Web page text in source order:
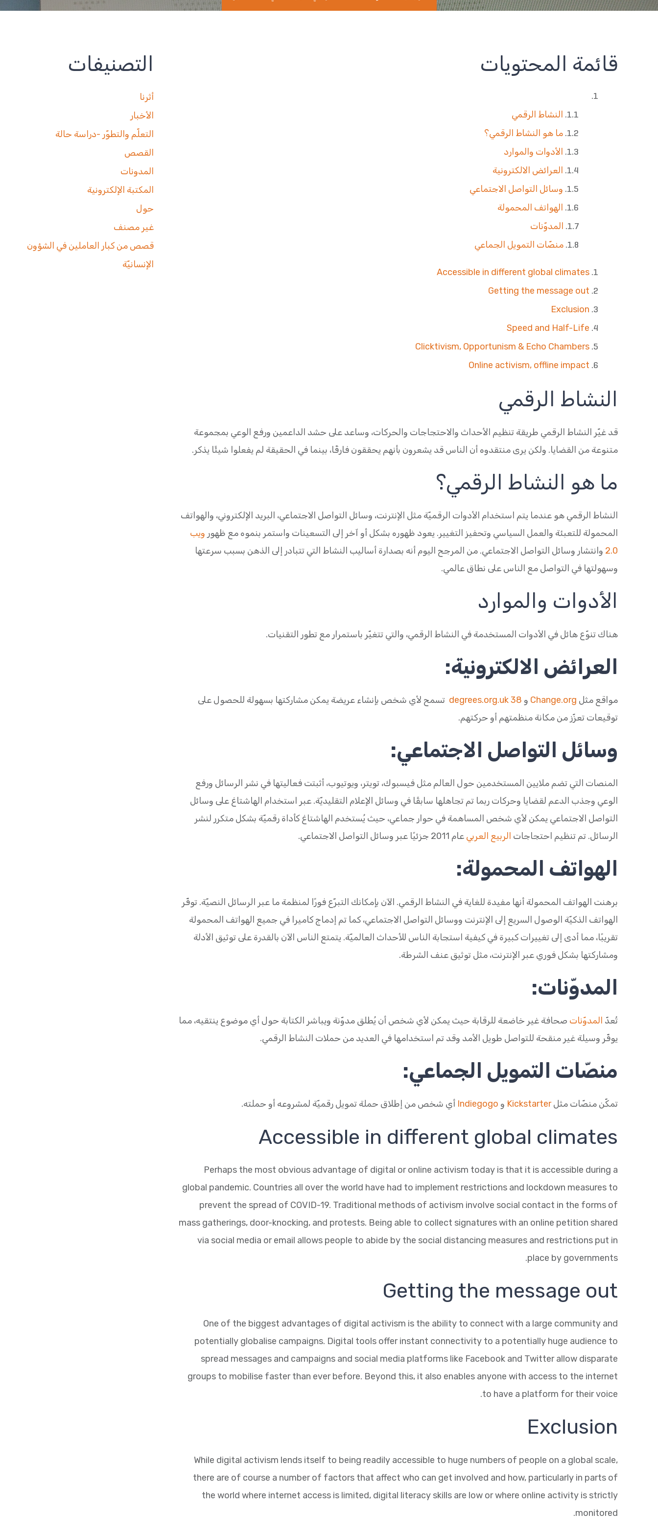
قائمة المحتويات
النشاط الرقمي
ما هو النشاط الرقمي؟
الأدوات والموارد
العرائض الالكترونية
وسائل التواصل الاجتماعي
الهواتف المحمولة
المدوّنات
منصّات التمويل الجماعي
Accessible in different global climates
Getting the message out
Exclusion
Speed and Half-Life
Clicktivism, Opportunism & Echo Chambers
Online activism, offline impact
النشاط الرقمي
قد غيّر النشاط الرقمي طريقة تنظيم الأحداث والاحتجاجات والحركات، وساعد على حشد الداعمين ورفع الوعي بمجموعة
متنوعة من القضايا. ولكن يرى منتقدوه أن الناس قد يشعرون بأنهم يحققون فارقًا، بينما في الحقيقة لم يفعلوا شيئًا يذكر.
ما هو النشاط الرقمي؟
النشاط الرقمي هو عندما يتم استخدام الأدوات الرقميّة مثل الإنترنت، وسائل التواصل الاجتماعي، البريد الإلكتروني، والهواتف
المحمولة للتعبئة والعمل السياسي وتحفيز التغيير. يعود ظهوره بشكل أو آخر إلى التسعينات واستمر بنموه مع ظهور ويب
2.0 وانتشار وسائل التواصل الاجتماعي. من المرجح اليوم أنه بصدارة أساليب النشاط التي تتبادر إلى الذهن بسبب سرعتها
وسهولتها في التواصل مع الناس على نطاق عالمي.
الأدوات والموارد
هناك تنوّع هائل في الأدوات المستخدمة في النشاط الرقمي، والتي تتغيّر باستمرار مع تطور التقنيات.
العرائض الالكترونية:
مواقع مثل Change.org و 38 degrees.org.uk
تسمح لأي شخص بإنشاء عريضة يمكن مشاركتها بسهولة للحصول على
توقيعات تعزّز من مكانة منظمتهم أو حركتهم.
وسائل التواصل الاجتماعي:
المنصات التي تضم ملايين المستخدمين حول العالم مثل فيسبوك، تويتر، ويوتيوب، أثبتت فعاليتها في نشر الرسائل ورفع
الوعي وجذب الدعم لقضايا وحركات ربما تم تجاهلها سابقًا في وسائل الإعلام التقليديّة. عبر استخدام الهاشتاغ على وسائل
التواصل الاجتماعي يمكن لأي شخص المساهمة في حوار جماعي، حيث يُستخدم الهاشتاغ كأداة رقميّة بشكل متكرر لنشر
الرسائل. تم تنظيم احتجاجات الربيع العربي عام 2011 جزئيًا عبر وسائل التواصل الاجتماعي.
الهواتف المحمولة:
برهنت الهواتف المحمولة أنها مفيدة للغاية في النشاط الرقمي. الآن بإمكانك التبرّع فورًا لمنظمة ما عبر الرسائل النصيّة. توفّر
الهواتف الذكيّة الوصول السريع إلى الإنترنت ووسائل التواصل الاجتماعي، كما تم إدماج كاميرا في جميع الهواتف المحمولة
تقريبًا، مما أدى إلى تغييرات كبيرة في كيفية استجابة الناس للأحداث العالميّة. يتمتع الناس الآن بالقدرة على توثيق الأدلة
ومشاركتها بشكل فوري عبر الإنترنت، مثل توثيق عنف الشرطة.
المدوّنات:
تُعدّ المدوّنات صحافة غير خاضعة للرقابة حيث يمكن لأي شخص أن يُطلق مدوّنة ويباشر الكتابة حول أي موضوع ينتقيه، مما
يوفّر وسيلة غير منقحة للتواصل طويل الأمد وقد تم استخدامها في العديد من حملات النشاط الرقمي.
منصّات التمويل الجماعي:
تمكّن منصّات مثلKickstarter و Indiegogo أي شخص من إطلاق حملة تمويل رقميّة لمشروعه أو حملته.
Accessible in different global climates
Perhaps the most obvious advantage of digital or online activism today is that it is accessible during a
global pandemic. Countries all over the world have had to implement restrictions and lockdown measures to
prevent the spread of COVID-19. Traditional methods of activism involve social contact in the forms of
mass gatherings, door-knocking, and protests. Being able to collect signatures with an online petition shared
via social media or email allows people to abide by the social distancing measures and restrictions put in
place by governments.
Getting the message out
One of the biggest advantages of digital activism is the ability to connect with a large community and
potentially globalise campaigns. Digital tools offer instant connectivity to a potentially huge audience to
spread messages and campaigns and social media platforms like Facebook and Twitter allow disparate
groups to mobilise faster than ever before. Beyond this, it also enables anyone with access to the internet
to have a platform for their voice.
Exclusion
While digital activism lends itself to being readily accessible to huge numbers of people on a global scale,
there are of course a number of factors that affect who can get involved and how, particularly in parts of
the world where internet access is limited, digital literacy skills are low or where online activity is strictly
monitored.
التصنيفات
أثرنا
الأخبار
التعلّم والتطوّر -دراسة حالة
القصص
المدونات
المكتبة الإلكترونية
حول
غير مصنف
قصص من كبار العاملين في الشؤون
الإنسانيّة